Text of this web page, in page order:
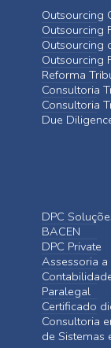
Outsourcing
Outsourcing
Outsourcing
Outsourcing
Reforma
Consultoria
Consultoria
Due
DPC
BACEN
DPC Private
Assessoria
Paralegal
Certificado
Consultoria
de Sistemas